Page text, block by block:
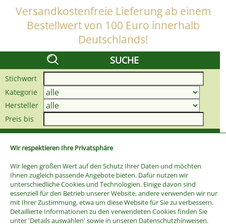
Wir respektieren Ihre Privatsphäre
Wir legen großen Wert auf den Schutz Ihrer Daten und möchten
Ihnen zugleich passende Angebote bieten. Dafür nutzen wir
unterschiedliche Cookies und Technologien. Einige davon sind
essenziell für den Betrieb unserer Website, andere verwenden wir nur
mit Ihrer Zustimmung, etwa um diese Website für Sie zu verbessern.
Detaillierte Informationen zu den verwendeten Cookies finden Sie
unter 'Details auswählen' sowie in unseren Datenschutzhinweisen.
Versandkostenfreie Lieferung ab einem
Bestellwert von 100 Euro innerhalb
Deutschlands!
SUCHE
Stichwort
Kategorie
Hersteller
Preis bis